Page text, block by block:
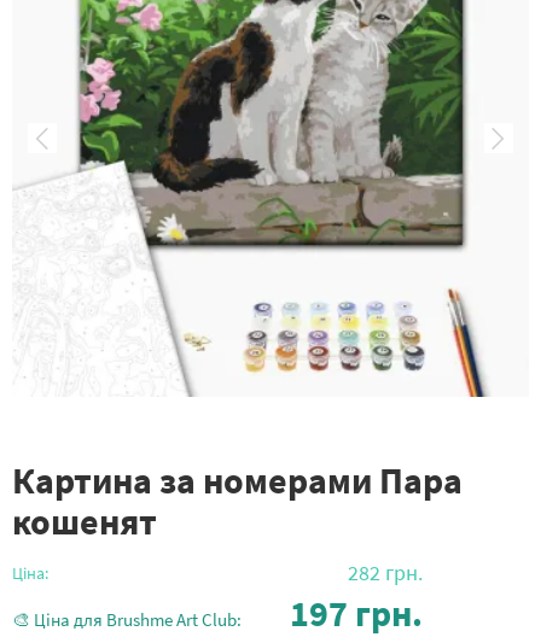
Картина за номерами Пара
кошенят
Ціна: 282 грн.
🎨 Ціна для Brushme Art Club: 197 грн.